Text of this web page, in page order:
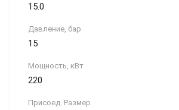
15.0
Давление, бар
15
Мощность, кВт
220
Присоед. Размер